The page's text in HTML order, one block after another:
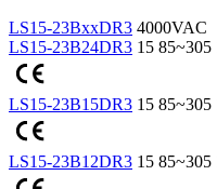
LS15-23BxxDR3 4000VAC
LS15-23B24DR3 15 85~305
LS15-23B15DR3 15 85~305
LS15-23B12DR3 15 85~305